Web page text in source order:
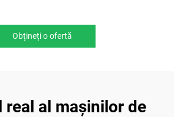
Obțineți o ofertă
real al mașinilor de